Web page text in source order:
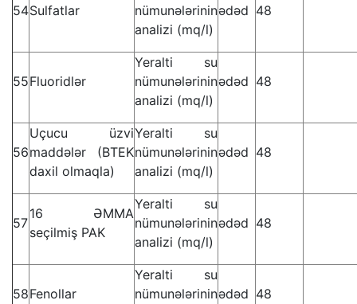
54Sulfatlar
nümunələrinin
analizi (mq/l)
ədəd 48
55Fluoridlər
Yeralti su
nümunələrinin
analizi (mq/l)
ədəd 48
56
Uçucu üzvi
maddələr (BTEK
daxil olmaqla)
Yeralti su
nümunələrinin
analizi (mq/l)
ədəd 48
57
16 ƏMMA
seçilmiş PAK
Yeralti su
nümunələrinin
analizi (mq/l)
ədəd 48
58Fenollar
Yeralti su
nümunələrininədəd 48